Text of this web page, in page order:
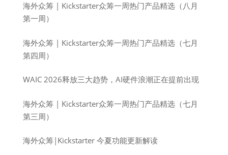
海外众筹 | Kickstarter众筹一周热门产品精选（八月
第一周）
海外众筹 | Kickstarter众筹一周热门产品精选（七月
第四周）
WAIC 2026释放三大趋势，AI硬件浪潮正在提前出现
海外众筹 | Kickstarter众筹一周热门产品精选（七月
第三周）
海外众筹|Kickstarter 今夏功能更新解读